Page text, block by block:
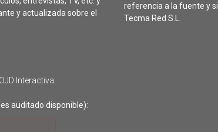
y actualizada sobre el
OJD Interactiva
auditado disponible):
referencia a la fuente y
Tecma Red S.L.